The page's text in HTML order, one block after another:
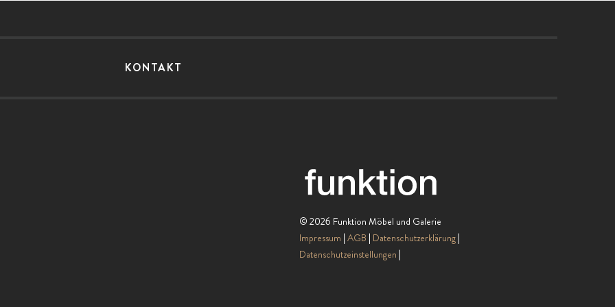
KONTAKT
© 2026 Funktion Möbel und Galerie
Impressum AGB Datenschutzerklärung
Datenschutzeinstellungen